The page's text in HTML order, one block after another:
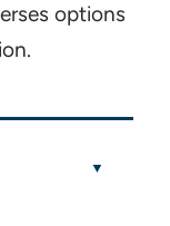
options